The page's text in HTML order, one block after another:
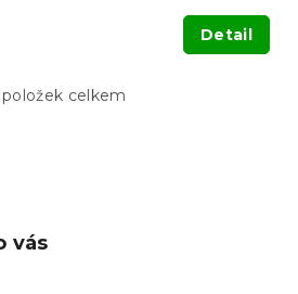
Detail
O
položek celkem
vás